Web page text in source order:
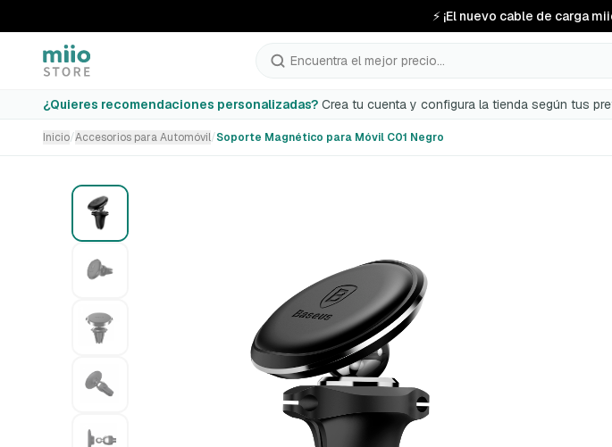
⚡ ¡El nuevo cable de carga
Encuentra el mejor precio...
¿Quieres recomendaciones personalizadas? Crea tu cuenta y configura la tienda según tus
Soporte Magnético para Móvil C01 Negro
Inicio/Accesorios para Automóvil/Soporte Magnético para Móvil C01 Negro